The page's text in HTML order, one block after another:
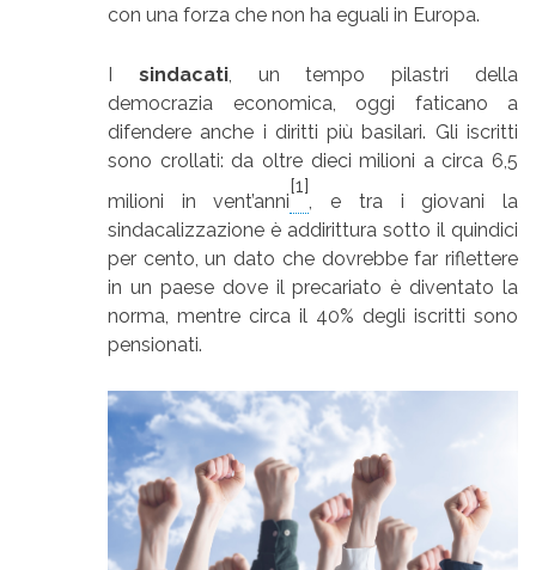
con una forza che non ha eguali in Europa.
I sindacati, un tempo pilastri della
democrazia economica, oggi faticano a
difendere anche i diritti più basilari. Gli iscritti
sono crollati: da oltre dieci milioni a circa 6,5
milioni in vent’anni
[1]
, e tra i giovani la
sindacalizzazione è addirittura sotto il quindici
per cento, un dato che dovrebbe far riflettere
in un paese dove il precariato è diventato la
norma, mentre circa il 40% degli iscritti sono
pensionati.